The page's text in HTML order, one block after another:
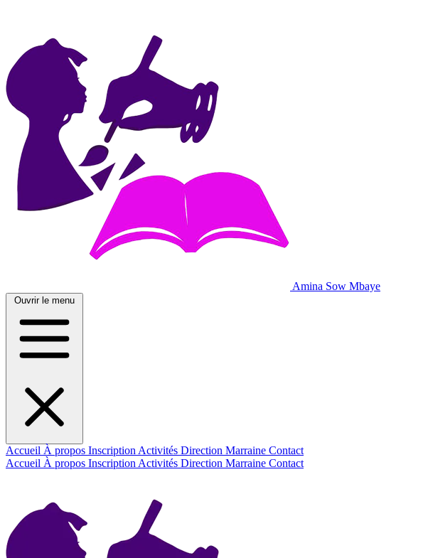
Amina Sow Mbaye
Ouvrir le menu
Accueil À propos Inscription Activités Direction Marraine Contact
Accueil À propos Inscription Activités Direction Marraine Contact